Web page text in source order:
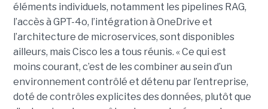
éléments individuels, notamment les pipelines RAG,
l’accès à GPT-4o, l’intégration à OneDrive et
l’architecture de microservices, sont disponibles
ailleurs, mais Cisco les a tous réunis. « Ce qui est
moins courant, c’est de les combiner au sein d’un
environnement contrôlé et détenu par l’entreprise,
doté de contrôles explicites des données, plutôt que